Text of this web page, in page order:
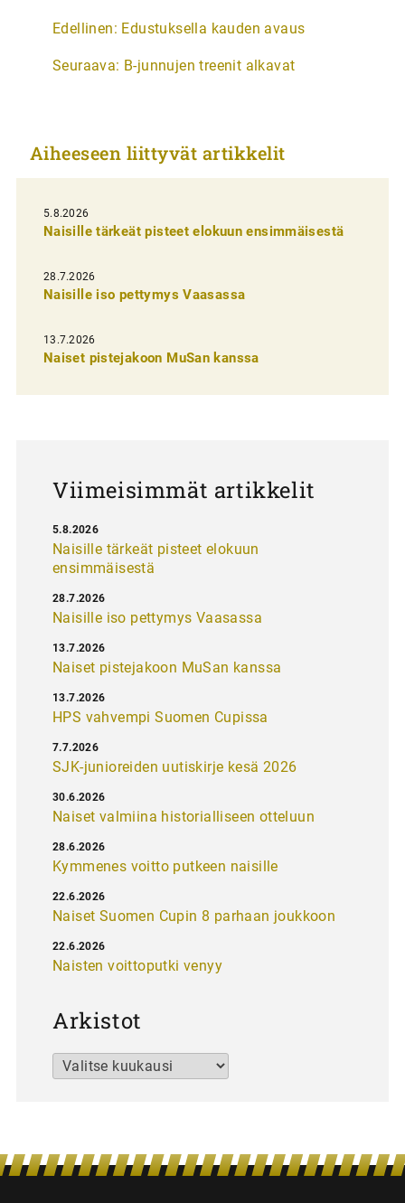
A
t
k
e
l
i
e
n
e
Edellinen: Edustuksella kauden avaus
Seuraava: B-junnujen treenit alkavat
Aiheeseen liittyvät artikkelit
5.8.2026
Naisille tärkeät pisteet elokuun ensimmäisestä
28.7.2026
Naisille iso pettymys Vaasassa
13.7.2026
Naiset pistejakoon MuSan kanssa
Viimeisimmät artikkelit
Naisille tärkeät pisteet elokuun
ensimmäisestä
5.8.2026
Naisille iso pettymys Vaasassa
28.7.2026
Naiset pistejakoon MuSan kanssa
13.7.2026
HPS vahvempi Suomen Cupissa
13.7.2026
SJK-junioreiden uutiskirje kesä 2026
7.7.2026
Naiset valmiina historialliseen otteluun
30.6.2026
Kymmenes voitto putkeen naisille
28.6.2026
Naiset Suomen Cupin 8 parhaan joukkoon
22.6.2026
Naisten voittoputki venyy
22.6.2026
Arkistot
Arkistot